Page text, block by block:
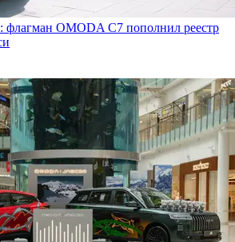
флагман OMODA C7 пополнил реестр